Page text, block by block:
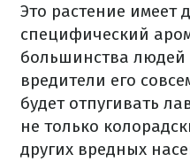
Это растение имеет
специфический
большинства людей
вредители его
будет отпугивать
не только
других вредных